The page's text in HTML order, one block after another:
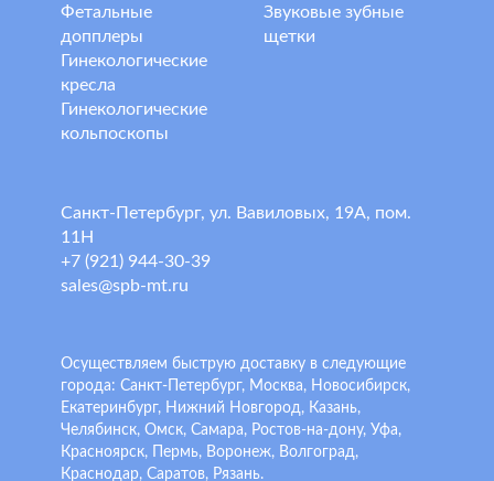
Фетальные
допплеры
Гинекологические
кресла
Гинекологические
кольпоскопы
Звуковые зубные
щетки
Санкт-Петербург, ул. Вавиловых, 19А, пом.
11Н
+7 (921) 944-30-39
sales@spb-mt.ru
Осуществляем быструю доставку в следующие
города: Санкт-Петербург, Москва, Новосибирск,
Екатеринбург, Нижний Новгород, Казань,
Челябинск, Омск, Самара, Ростов-на-дону, Уфа,
Красноярск, Пермь, Воронеж, Волгоград,
Краснодар, Саратов, Рязань.